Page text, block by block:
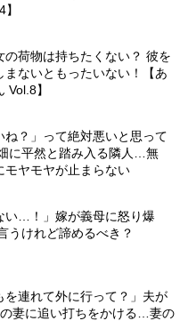
の荷物は持ちたくない？ 彼を
まないともったいない！【あ
Vol.8】
ね？」って絶対悪いと思って
に平然と踏み入る隣人…無
モヤモヤが止まらない
い…！」嫁が義母に怒り爆
うけれど諦めるべき？
を連れて外に行って？」夫が
妻に追い打ちをかける…妻の